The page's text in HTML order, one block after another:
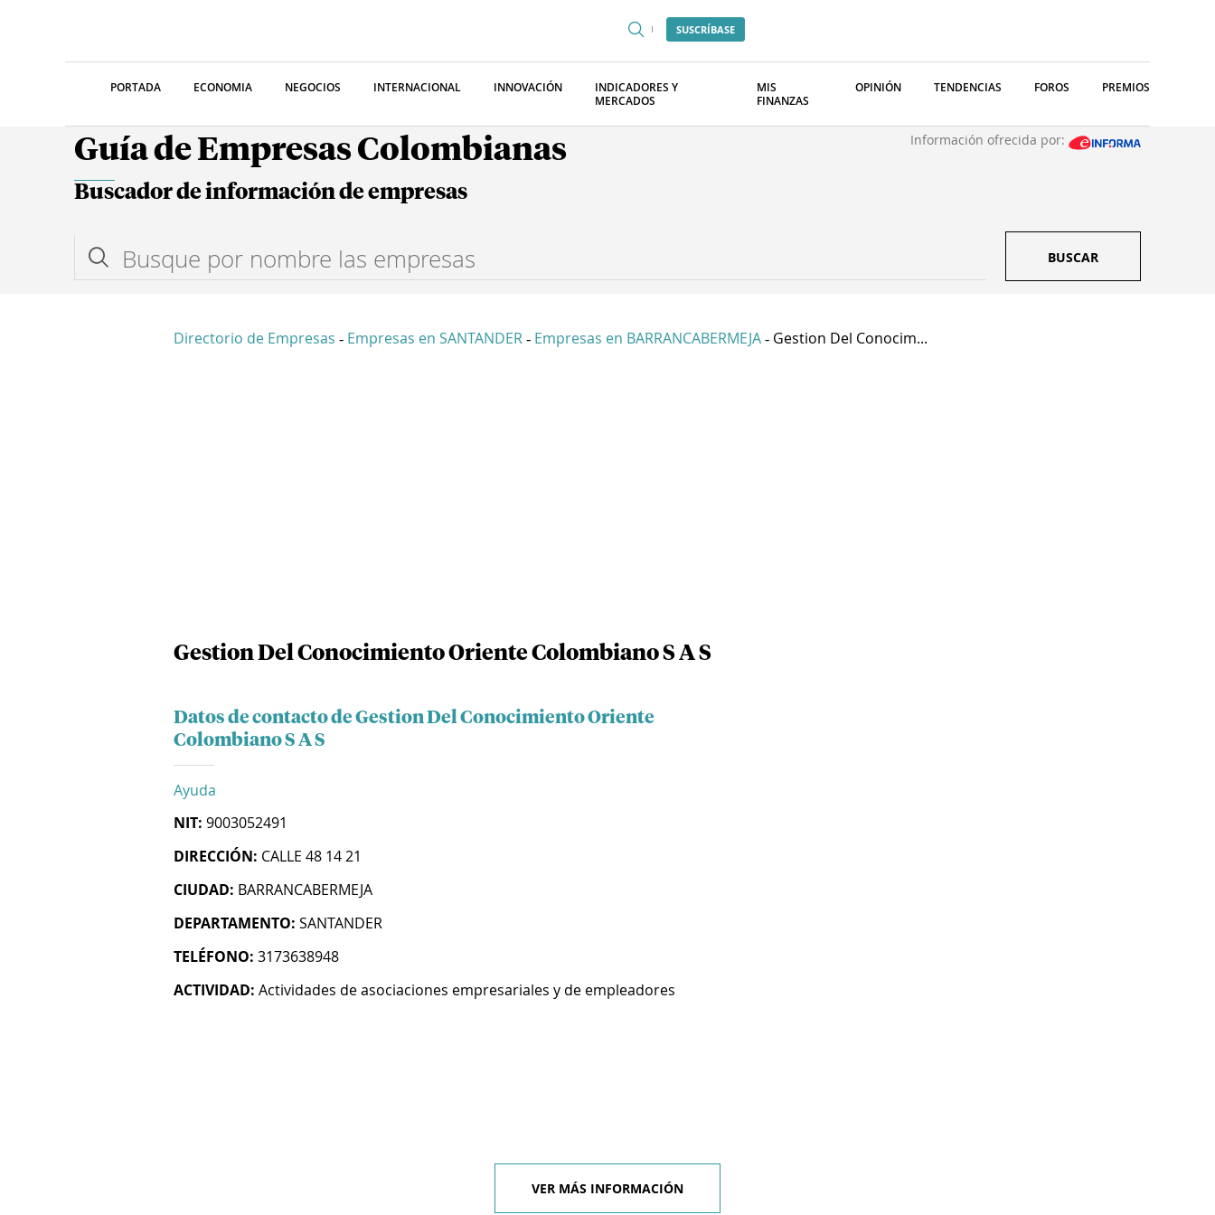
SUSCRÍBASE
PORTADA ECONOMIA NEGOCIOS INTERNACIONAL INNOVACIÓN
INDICADORES Y
MERCADOS
MIS
FINANZAS
OPINIÓN TENDENCIAS FOROS PREMIOS
Guía de Empresas Colombianas Información ofrecida por:
Buscador de información de empresas
BUSCAR
Directorio de Empresas - Empresas en SANTANDER - Empresas en BARRANCABERMEJA - Gestion Del Conocim...
Gestion Del Conocimiento Oriente Colombiano S A S
Datos de contacto de Gestion Del Conocimiento Oriente
Colombiano S A S
Ayuda
NIT: 9003052491
DIRECCIÓN: CALLE 48 14 21
CIUDAD: BARRANCABERMEJA
DEPARTAMENTO: SANTANDER
TELÉFONO: 3173638948
ACTIVIDAD: Actividades de asociaciones empresariales y de empleadores
VER MÁS INFORMACIÓN